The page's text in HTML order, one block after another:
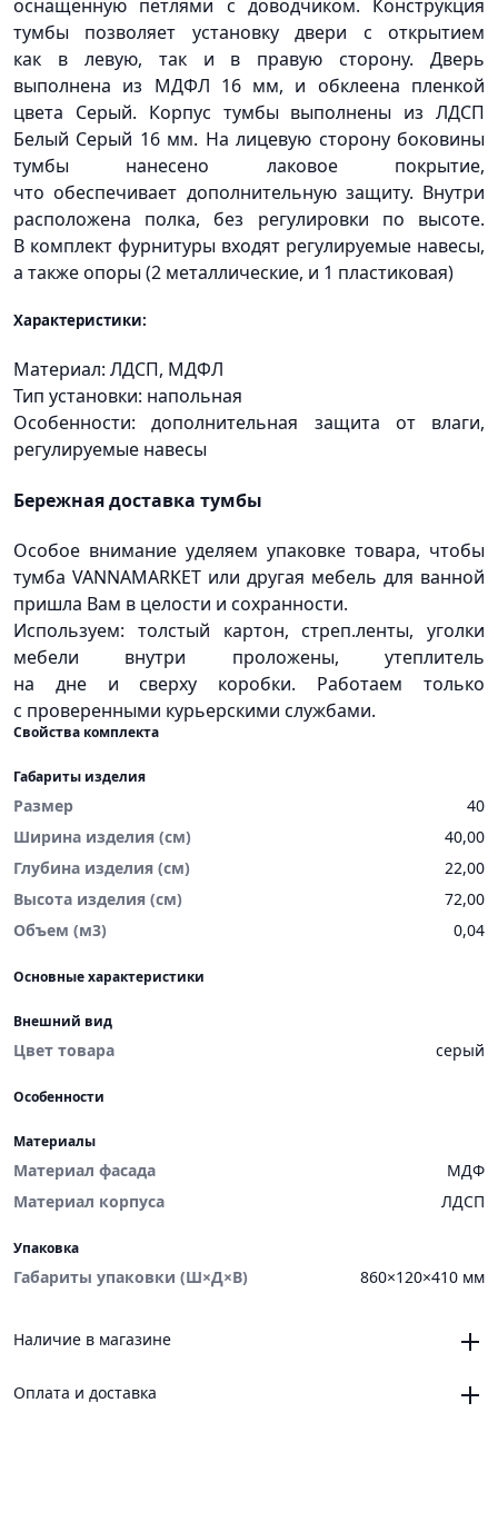
оснащенную петлями с доводчиком. Конструкция
тумбы позволяет установку двери с открытием
как в левую, так и в правую сторону. Дверь
выполнена из МДФЛ 16 мм, и обклеена пленкой
цвета Серый. Корпус тумбы выполнены из ЛДСП
Белый Серый 16 мм. На лицевую сторону боковины
тумбы нанесено лаковое покрытие,
что обеспечивает дополнительную защиту. Внутри
расположена полка, без регулировки по высоте.
В комплект фурнитуры входят регулируемые навесы,
а также опоры (2 металлические, и 1 пластиковая)
Характеристики:
Материал: ЛДСП, МДФЛ
Тип установки: напольная
Особенности: дополнительная защита от влаги,
регулируемые навесы
Бережная доставка тумбы
Особое внимание уделяем упаковке товара, чтобы
тумба VANNAMARKET или другая мебель для ванной
пришла Вам в целости и сохранности.
Используем: толстый картон, стреп.ленты, уголки
мебели внутри проложены, утеплитель
на дне и сверху коробки. Работаем только
с проверенными курьерскими службами.
Свойства комплекта
Габариты изделия
Размер
40
Ширина изделия (см)
40,00
Глубина изделия (см)
22,00
Высота изделия (см)
72,00
Объем (м3)
0,04
Основные характеристики
Внешний вид
Цвет товара серый
Особенности
Материалы
Материал фасада
МДФ
Материал корпуса
ЛДСП
Упаковка
Габариты упаковки (Ш×Д×В) 860×120×410 мм
Наличие в магазине
Троицкий тракт, 21, корпус 3, секция 6
0
Оплата и доставка